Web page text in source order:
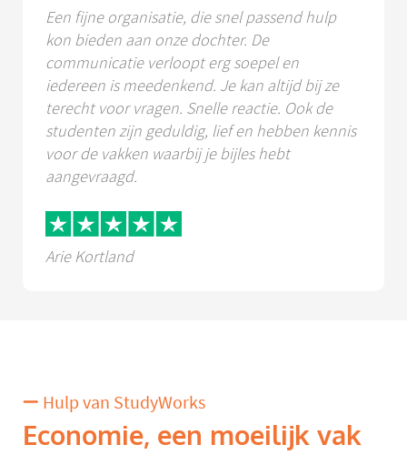
Een fijne organisatie, die snel passend hulp
kon bieden aan onze dochter. De
communicatie verloopt erg soepel en
iedereen is meedenkend. Je kan altijd bij ze
terecht voor vragen. Snelle reactie. Ook de
studenten zijn geduldig, lief en hebben kennis
voor de vakken waarbij je bijles hebt
aangevraagd.
Arie Kortland
Hulp van StudyWorks
Economie, een moeilijk vak